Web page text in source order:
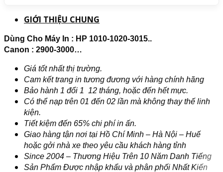
GIỚI THIỆU CHUNG
Dùng Cho Máy In : HP 1010-1020-3015..
Canon : 2900-3000…
Giá tốt nhất thị trường.
Cam kết trang in tương đương với hàng chính hãng
Bảo hành 1 đổi 1 12 tháng, hoặc đến hết mực.
Có thể nạp trên 01 đến 02 lần mà không thay thế linh
kiện.
Tiết kiệm đến 65% chi phí in ấn.
Giao hàng tận nơi tại Hồ Chí Minh – Hà Nội – Huế
hoặc gởi nhà xe theo yêu cầu khách hàng tỉnh
Since 2004 – Thương Hiệu Trên 10 Năm Danh Tiếng
Sản Phẩm Được nhập khẩu và phân phối Nhất Kiến